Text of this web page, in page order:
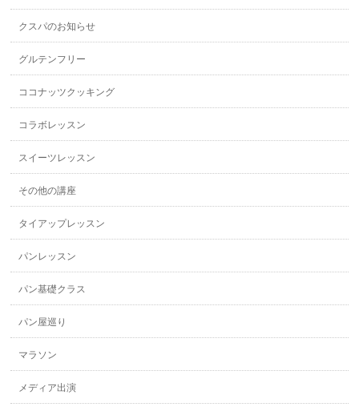
クスパのお知らせ
グルテンフリー
ココナッツクッキング
コラボレッスン
スイーツレッスン
その他の講座
タイアップレッスン
パンレッスン
パン基礎クラス
パン屋巡り
マラソン
メディア出演